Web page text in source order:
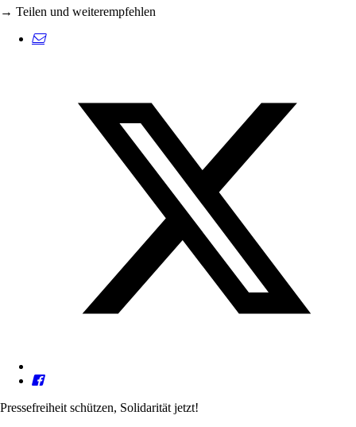
→ Teilen und weiterempfehlen
Pressefreiheit schützen, Solidarität jetzt!